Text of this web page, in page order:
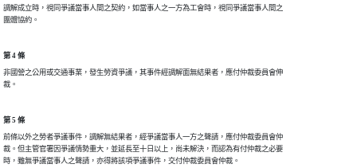
調解成立時，視同爭議當事人間之契約，如當事人之一方為工會時，視同爭議當事人間之
第 4 條
非國營之公用或交通事業，發生勞資爭議，其事件經調解面無結果者，應付仲裁委員會伸
第 5 條
前條以外之勞者爭議事件，調解無結果者，經爭議當事人一方之聲請，應付仲裁委員會仲
裁。但主管官署因爭議情勢重大，並延長至十日以上，尚未解決，而認為有付仲裁之必要